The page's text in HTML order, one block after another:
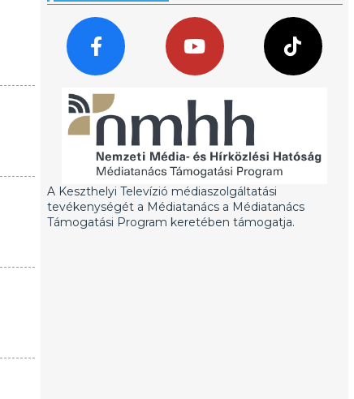
A Keszthelyi Televízió médiaszolgáltatási
tevékenységét a Médiatanács a Médiatanács
Támogatási Program keretében támogatja.